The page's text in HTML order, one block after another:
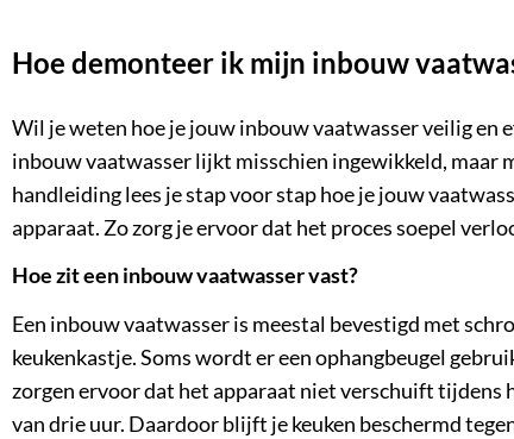
Hoe demonteer ik mijn inbouw
Wil je weten hoe je jouwinbouw vaatwasserveilig en
inbouw vaatwasser lijkt misschien ingewikkeld, maar
handleiding lees je stap voor stap hoe je jouw
apparaat. Zo zorg je ervoor dat het proces soepel
Hoe zit een inbouw vaatwasser vast?
Een inbouw vaatwasser is meestal bevestigd met
keukenkastje. Soms wordt er een ophangbeugel
zorgen ervoor dat het apparaat niet verschuift tijdens
van drie uur. Daardoor blijft je keuken beschermd